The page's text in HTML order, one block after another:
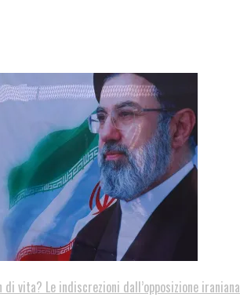
vita? Le indiscrezioni dall’opposizione iraniana